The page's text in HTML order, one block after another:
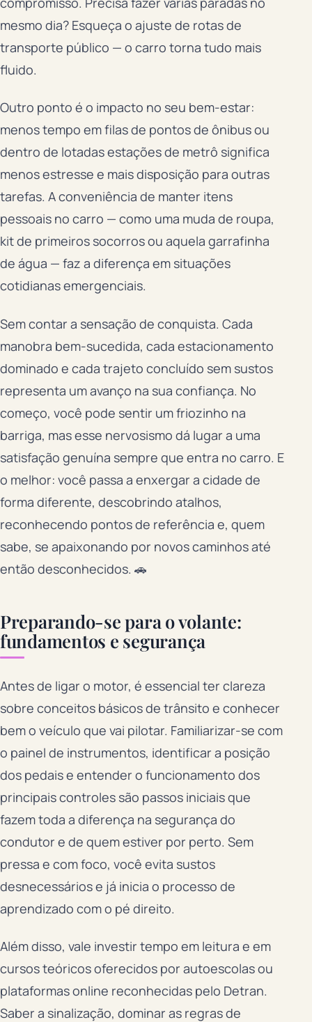
mesmo dia? Esqueça o ajuste de rotas de
transporte público — o carro torna tudo mais
fluido.
Outro ponto é o impacto no seu bem-estar:
menos tempo em filas de pontos de ônibus ou
dentro de lotadas estações de metrô significa
menos estresse e mais disposição para outras
tarefas. A conveniência de manter itens
pessoais no carro — como uma muda de roupa,
kit de primeiros socorros ou aquela garrafinha
de água — faz a diferença em situações
cotidianas emergenciais.
Sem contar a sensação de conquista. Cada
manobra bem-sucedida, cada estacionamento
dominado e cada trajeto concluído sem sustos
representa um avanço na sua confiança. No
começo, você pode sentir um friozinho na
barriga, mas esse nervosismo dá lugar a uma
satisfação genuína sempre que entra no carro. E
o melhor: você passa a enxergar a cidade de
forma diferente, descobrindo atalhos,
reconhecendo pontos de referência e, quem
sabe, se apaixonando por novos caminhos até
então desconhecidos. 🚗
Preparando-se para o volante:
fundamentos e segurança
Antes de ligar o motor, é essencial ter clareza
sobre conceitos básicos de trânsito e conhecer
bem o veículo que vai pilotar. Familiarizar-se com
o painel de instrumentos, identificar a posição
dos pedais e entender o funcionamento dos
principais controles são passos iniciais que
fazem toda a diferença na segurança do
condutor e de quem estiver por perto. Sem
pressa e com foco, você evita sustos
desnecessários e já inicia o processo de
aprendizado com o pé direito.
Além disso, vale investir tempo em leitura e em
cursos teóricos oferecidos por autoescolas ou
plataformas online reconhecidas pelo Detran.
Saber a sinalização, dominar as regras de